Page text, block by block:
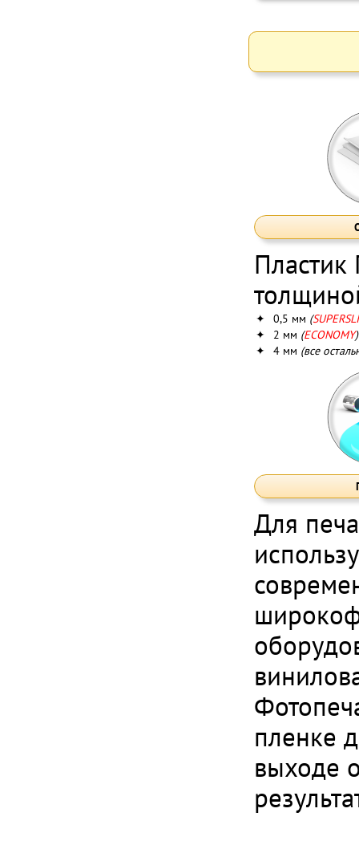
✦ 0,5 мм (
✦
2 мм (ECONOMY)
✦
4 мм (все
Для
пленке
выходе